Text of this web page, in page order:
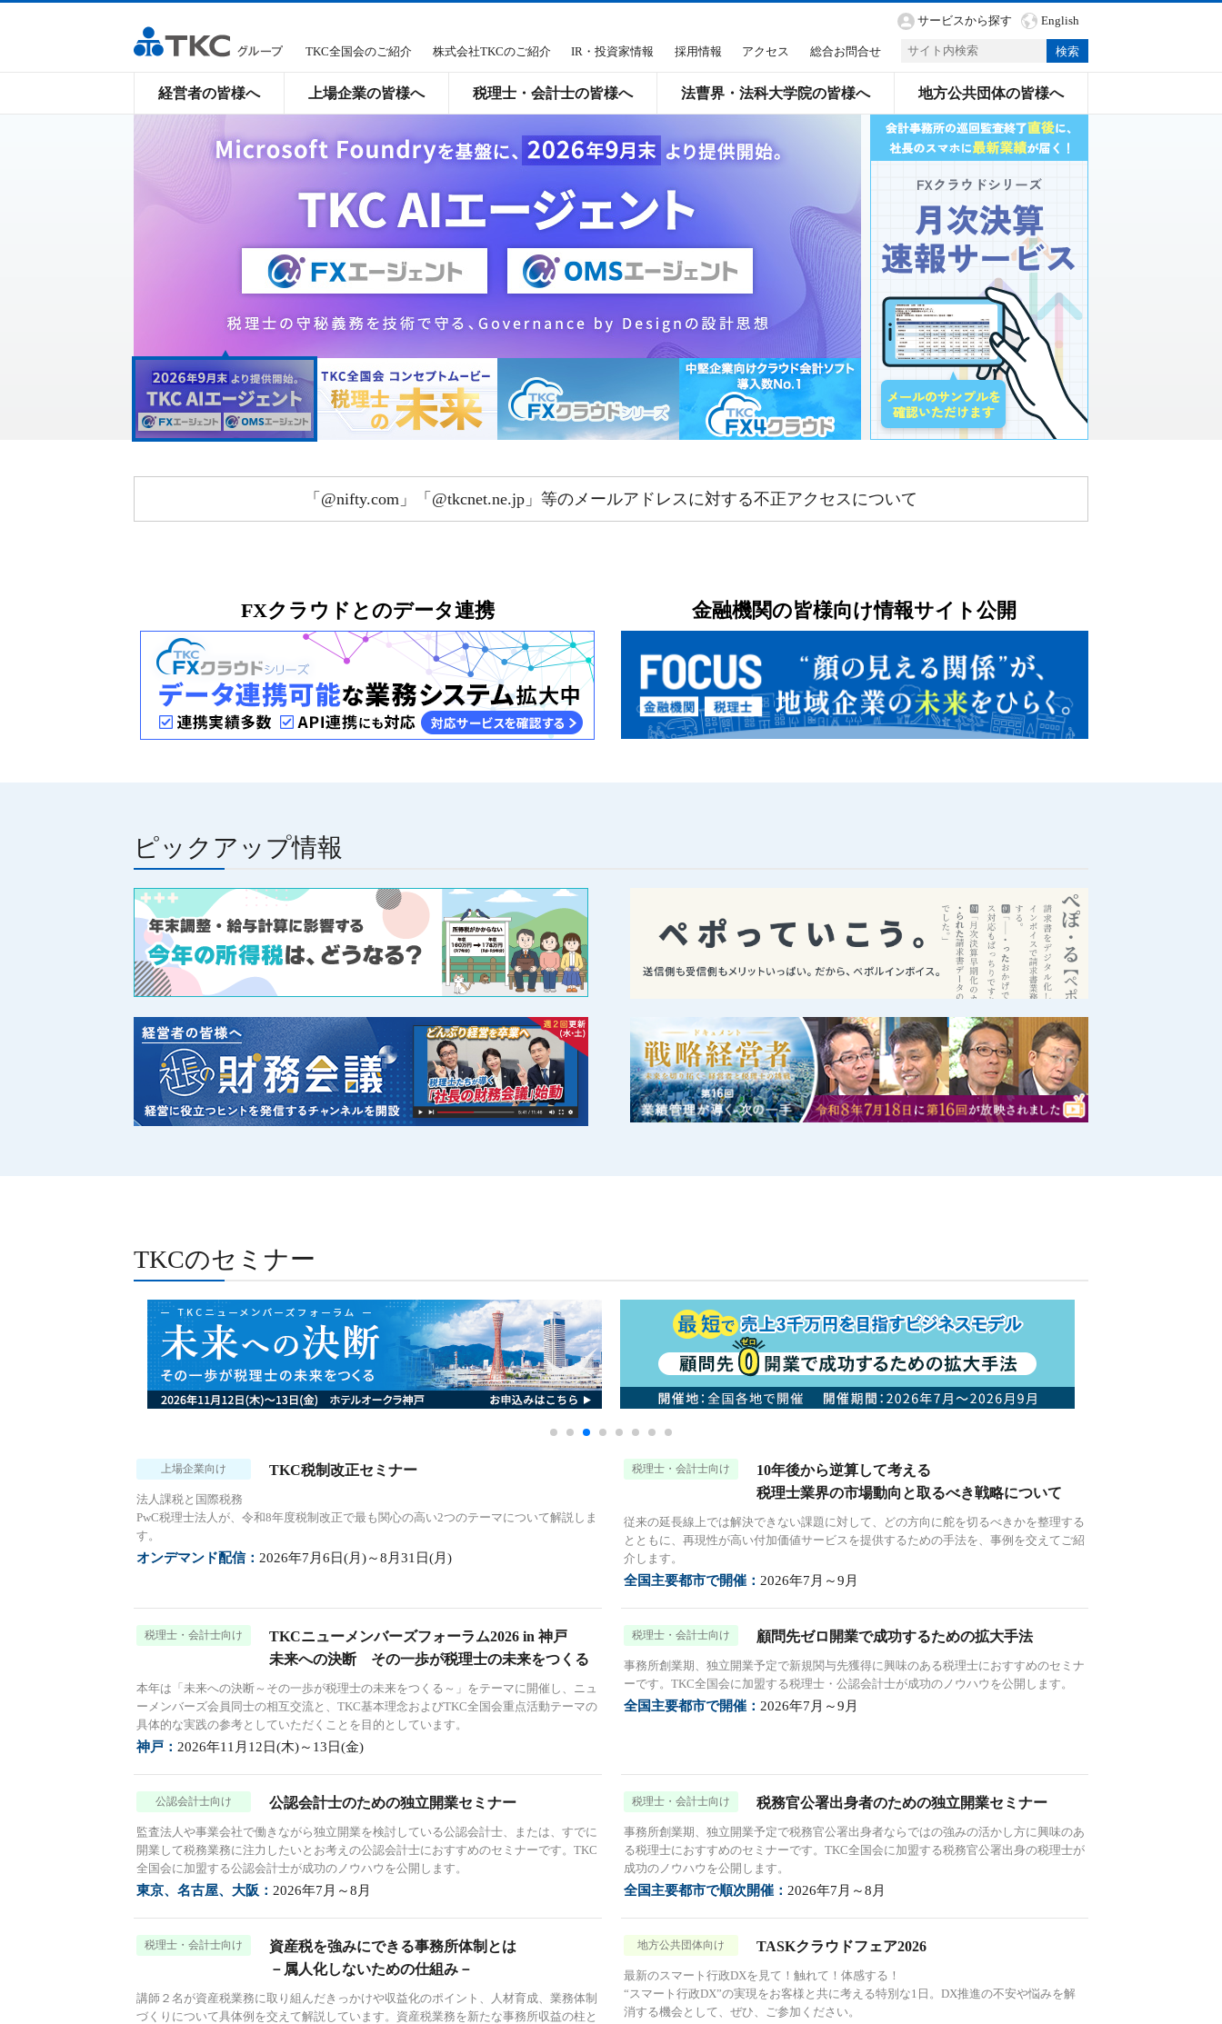
サービスから探す English
TKC全国会のご紹介 株式会社TKCのご紹介 IR・投資家情報 採用情報 アクセス 総合お問合せ
経営者の皆様へ 上場企業の皆様へ 税理士・会計士の皆様へ 法曹界・法科大学院の皆様へ 地方公共団体の皆様へ
「@nifty.com」「@tkcnet.ne.jp」等のメールアドレスに対する不正アクセスについて
FXクラウドとのデータ連携 金融機関の皆様向け情報サイト公開
ピックアップ情報
TKCのセミナー
上場企業向け TKC税制改正セミナー
法人課税と国際税務
PwC税理士法人が、令和8年度税制改正で最も関心の高い2つのテーマについて解説しま
す。
オンデマンド配信： 2026年7月6日(月)～8月31日(月)
税理士・会計士向け
10年後から逆算して考える
税理士業界の市場動向と取るべき戦略について
従来の延長線上では解決できない課題に対して、どの方向に舵を切るべきかを整理する
とともに、再現性が高い付加価値サービスを提供するための手法を、事例を交えてご紹
介します。
全国主要都市で開催： 2026年7月～9月
税理士・会計士向け
TKCニューメンバーズフォーラム2026 in 神戸
未来への決断 その一歩が税理士の未来をつくる
本年は「未来への決断～その一歩が税理士の未来をつくる～」をテーマに開催し、ニュ
ーメンバーズ会員同士の相互交流と、TKC基本理念およびTKC全国会重点活動テーマの
具体的な実践の参考としていただくことを目的としています。
神戸： 2026年11月12日(木)～13日(金)
税理士・会計士向け 顧問先ゼロ開業で成功するための拡大手法
事務所創業期、独立開業予定で新規関与先獲得に興味のある税理士におすすめのセミナ
ーです。TKC全国会に加盟する税理士・公認会計士が成功のノウハウを公開します。
全国主要都市で開催： 2026年7月～9月
公認会計士向け 公認会計士のための独立開業セミナー
監査法人や事業会社で働きながら独立開業を検討している公認会計士、または、すでに
開業して税務業務に注力したいとお考えの公認会計士におすすめのセミナーです。TKC
全国会に加盟する公認会計士が成功のノウハウを公開します。
東京、名古屋、大阪： 2026年7月～8月
税理士・会計士向け 税務官公署出身者のための独立開業セミナー
事務所創業期、独立開業予定で税務官公署出身者ならではの強みの活かし方に興味のあ
る税理士におすすめのセミナーです。TKC全国会に加盟する税務官公署出身の税理士が
成功のノウハウを公開します。
全国主要都市で順次開催： 2026年7月～8月
税理士・会計士向け
資産税を強みにできる事務所体制とは
－属人化しないための仕組み－
講師２名が資産税業務に取り組んだきっかけや収益化のポイント、人材育成、業務体制
づくりについて具体例を交えて解説しています。資産税業務を新たな事務所収益の柱と
地方公共団体向け TASKクラウドフェア2026
最新のスマート行政DXを見て！触れて！体感する！
“スマート行政DX”の実現をお客様と共に考える特別な1日。DX推進の不安や悩みを解
消する機会として、ぜひ、ご参加ください。